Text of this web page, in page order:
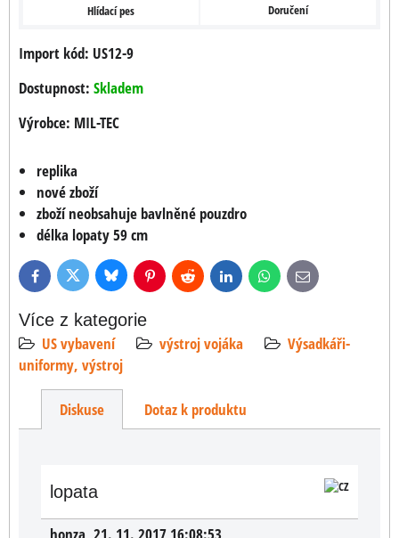
Hlídací pes Doručení
Import kód: US12-9
Dostupnost: Skladem
Výrobce: MIL-TEC
replika
nové zboží
zboží neobsahuje bavlněné pouzdro
délka lopaty 59 cm
FacebookTwitter BlueskyPinterestReddit LinkedInWhatsApp
E-
mail
Více z kategorie
US vybavení
výstroj vojáka
Výsadkáři-
uniformy, výstroj
Diskuse Dotaz k produktu
lopata
honza 21. 11. 2017 16:08:53